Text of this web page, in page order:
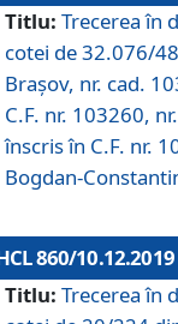
Titlu: Trecerea în
cotei de 32.076/
Brașov, nr. cad.
C.F. nr. 103260,
înscris în C.F. nr.
Bogdan-
860/10.12.2019
Titlu: Trecerea în